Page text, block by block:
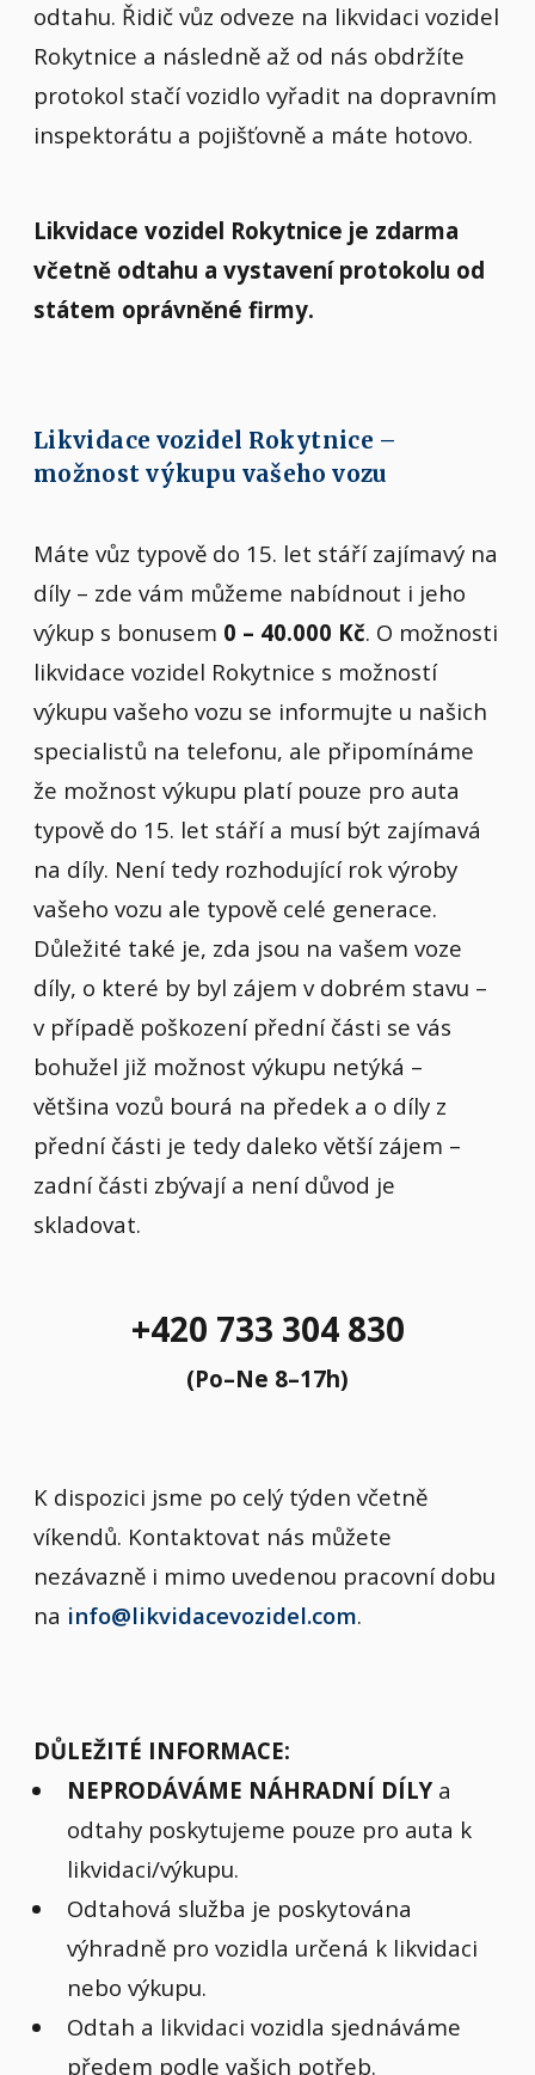
odtahu. Řidič vůz odveze na likvidaci vozidel
Rokytnice a následně až od nás obdržíte
protokol stačí vozidlo vyřadit na dopravním
inspektorátu a pojišťovně a máte hotovo.
Likvidace vozidel Rokytnice je zdarma
včetně odtahu a vystavení protokolu od
státem oprávněné firmy.
Likvidace vozidel Rokytnice –
možnost výkupu vašeho vozu
Máte vůz typově do 15. let stáří zajímavý na
díly – zde vám můžeme nabídnout i jeho
výkup s bonusem 0 – 40.000 Kč. O možnosti
likvidace vozidel Rokytnice s možností
výkupu vašeho vozu se informujte u našich
specialistů na telefonu, ale připomínáme
že možnost výkupu platí pouze pro auta
typově do 15. let stáří a musí být zajímavá
na díly. Není tedy rozhodující rok výroby
vašeho vozu ale typově celé generace.
Důležité také je, zda jsou na vašem voze
díly, o které by byl zájem v dobrém stavu –
v případě poškození přední části se vás
bohužel již možnost výkupu netýká –
většina vozů bourá na předek a o díly z
přední části je tedy daleko větší zájem –
zadní části zbývají a není důvod je
skladovat.
+420 733 304 830
(Po–Ne 8–17h)
K dispozici jsme po celý týden včetně
víkendů. Kontaktovat nás můžete
nezávazně i mimo uvedenou pracovní dobu
na info@likvidacevozidel.com.
DŮLEŽITÉ INFORMACE:
NEPRODÁVÁME NÁHRADNÍ DÍLYa
odtahy poskytujeme pouze pro auta k
likvidaci/výkupu.
Odtahová služba je poskytována
výhradně pro vozidla určená k likvidaci
nebo výkupu.
Odtah a likvidaci vozidla sjednáváme
předem podle vašich potřeb.